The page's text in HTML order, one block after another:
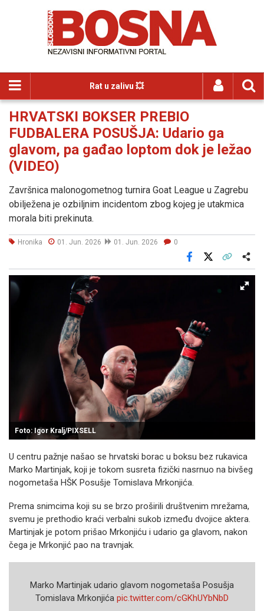
Rat u zalivu 💥
HRVATSKI BOKSER PREBIO
FUDBALERA POSUŠJA: Udario ga
glavom, pa gađao loptom dok je ležao
(VIDEO)
Završnica malonogometnog turnira Goat League u Zagrebu
obilježena je ozbiljnim incidentom zbog kojeg je utakmica
morala biti prekinuta.
Hronika 01. Jun. 2026 01. Jun. 2026 0
Facebook
Foto: Igor Kralj/PIXSELL
U centru pažnje našao se hrvatski borac u boksu bez rukavica
Marko Martinjak, koji je tokom susreta fizički nasrnuo na bivšeg
nogometaša HŠK Posušje Tomislava Mrkonjića.
Prema snimcima koji su se brzo proširili društvenim mrežama,
svemu je prethodio kraći verbalni sukob između dvojice aktera.
Martinjak je potom prišao Mrkonjiću i udario ga glavom, nakon
čega je Mrkonjić pao na travnjak.
Marko Martinjak udario glavom nogometaša Posušja
Tomislava Mrkonjića pic.twitter.com/cGKhUYbNbD